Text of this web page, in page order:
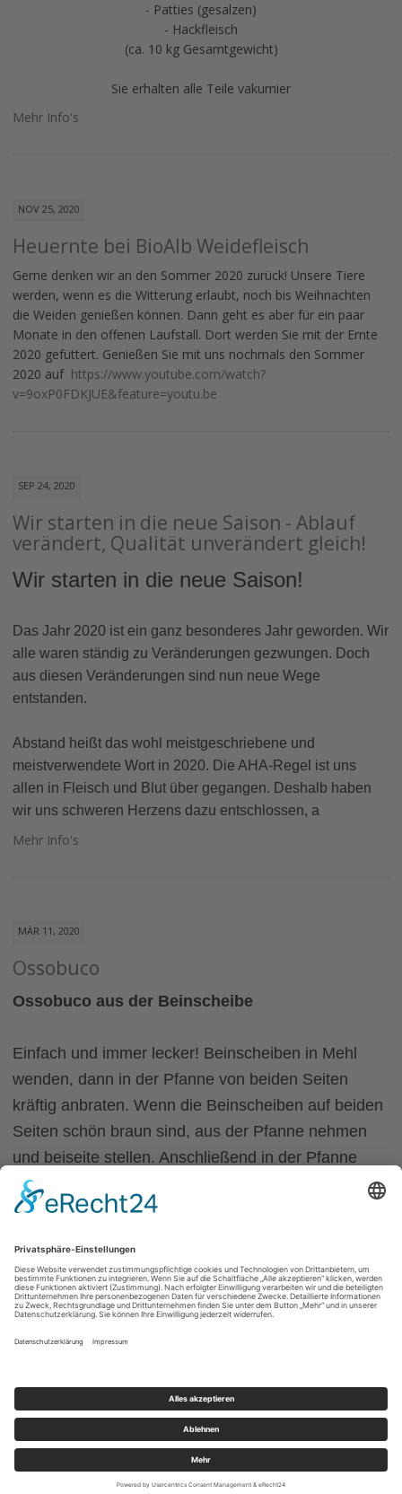
- Patties (gesalzen)
- Hackfleisch
(ca. 10 kg Gesamtgewicht)
Sie erhalten alle Teile vakumier
Mehr Info's
NOV 25, 2020
Heuernte bei BioAlb Weidefleisch
Gerne denken wir an den Sommer 2020 zurück! Unsere Tiere
werden, wenn es die Witterung erlaubt, noch bis Weihnachten
die Weiden genießen können. Dann geht es aber für ein paar
Monate in den offenen Laufstall. Dort werden Sie mit der Ernte
2020 gefüttert. Genießen Sie mit uns nochmals den Sommer
2020 auf https://www.youtube.com/watch?
v=9oxP0FDKJUE&feature=youtu.be
SEP 24, 2020
Wir starten in die neue Saison - Ablauf
verändert, Qualität unverändert gleich!
Wir starten in die neue Saison!
Das Jahr 2020 ist ein ganz besonderes Jahr geworden. Wir
alle waren ständig zu Veränderungen gezwungen. Doch
aus diesen Veränderungen sind nun neue Wege
entstanden.
Abstand heißt das wohl meistgeschriebene und
meistverwendete Wort in 2020. Die AHA-Regel ist uns
allen in Fleisch und Blut über gegangen. Deshalb haben
wir uns schweren Herzens dazu entschlossen, a
Mehr Info's
MÄR 11, 2020
Ossobuco
Ossobuco aus der Beinscheibe
Einfach und immer lecker! Beinscheiben in Mehl
wenden, dann in der Pfanne von beiden Seiten
kräftig anbraten. Wenn die Beinscheiben auf beiden
Seiten schön braun sind, aus der Pfanne nehmen
und beiseite stellen. Anschließend in der Pfanne
klein geschnittenes, gewürfeltes Wurzelgemüse
(Karotten, Sellerie, Lauch, Zwiebeln ... nach
72365 Ratshausen
07427 - 82 63
07427 - 8263 anrufen
Kontakt Impressum Datenschutzerklärung